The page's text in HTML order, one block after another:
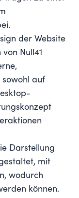
der Website
Null41
sowohl auf
Darstellung
mit
wodurch
können.